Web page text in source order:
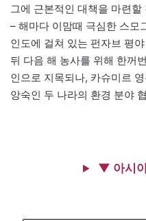
그에 근본적인 대책을 마련할
– 해마다 이맘때 극심한 스모
인도에 걸쳐 있는 펀자브 평
뒤 다음 해 농사를 위해 한꺼
인으로 지목되나, 카슈미르
앙숙인 두 나라의 환경 분야
▼ 아시